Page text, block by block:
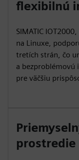
flexibilnú
SIMATIC
na Linuxe,
tretích strán, čo
a bezproblémovú
pre väčšiu
prostredie